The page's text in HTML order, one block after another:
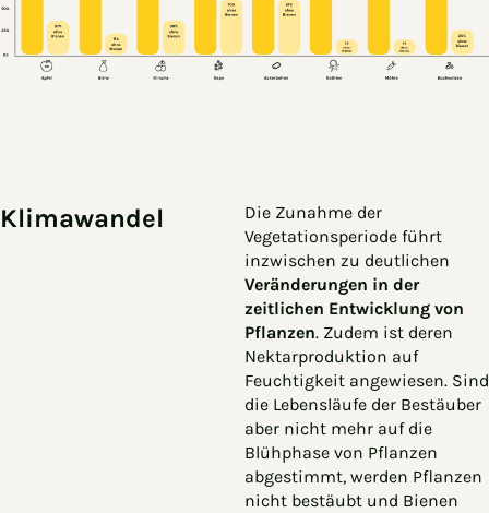
Klimawandel
Die Zunahme der
Vegetationsperiode führt
inzwischen zu deutlichen
Veränderungen in der
zeitlichen Entwicklung von
Pflanzen. Zudem ist deren
Nektarproduktion auf
Feuchtigkeit angewiesen. Sind
die Lebensläufe der Bestäuber
aber nicht mehr auf die
Blühphase von Pflanzen
abgestimmt, werden Pflanzen
nicht bestäubt und Bienen